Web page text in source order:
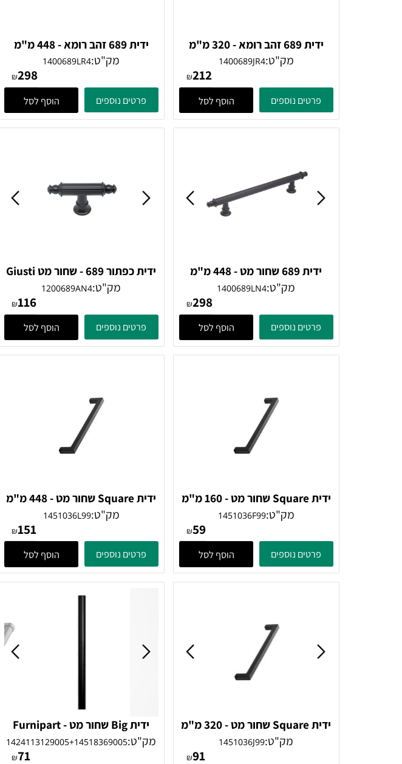
Giustiמק"ט:1400689JR4
₪212
ידית 689 זהב רומא - 448 מ"מ
Giustiמק"ט:1400689LR4
₪298
ידית 689 שחור מט - 448 מ"מ
Giustiמק"ט: 1400689LN4
₪298
ידית כפתור 689 - שחור מט Giusti
מק"ט: 1200689AN4
₪116
ידית Square שחור מט - 160 מ"מ
Furnipartמק"ט:1451036F99
59
ידית Square שחור מט - 448 מ"מ
Furnipartמק"ט:1451036L99
151